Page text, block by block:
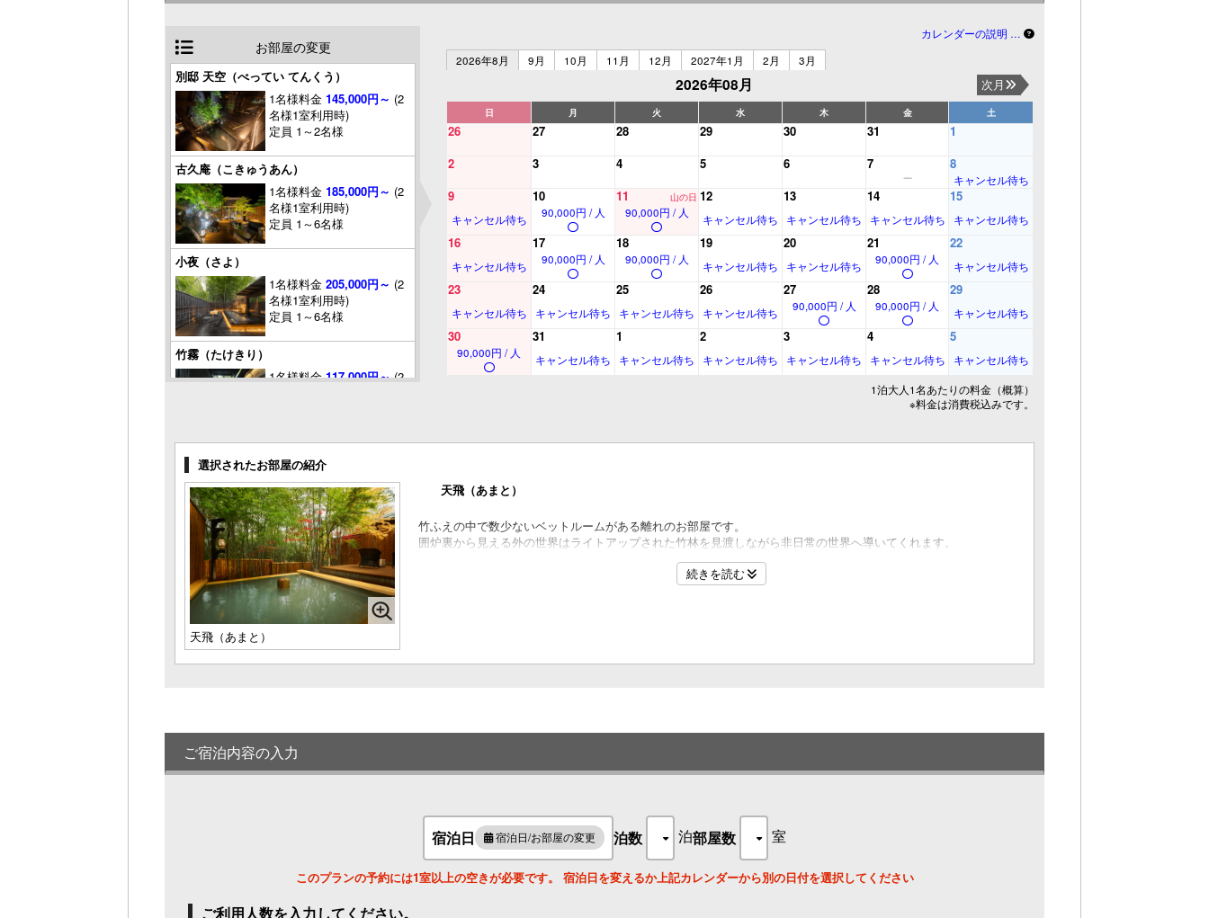
お部屋の変更
別邸 天空（べってい てんくう）
1名様料金145,000円～ (2
名様1室利用時)
定員 1～2名様
古久庵（こきゅうあん）
1名様料金185,000円～ (2
名様1室利用時)
定員 1～6名様
小夜（さよ）
1名様料金205,000円～ (2
名様1室利用時)
定員 1～6名様
竹霧（たけきり）
1名様料金117,000円～(2
月影（つきかげ）
1名様料金117,000円～
名様1室利用時)
定員 1～4名様
笹響（ささね）
1名様料金123,000円～(2
名様1室利用時)
定員 1～4名様
水音（もね）
名様1室利用時)
定員 1～4名様
定員 1～2名様
美丈庵（びじょうあん）
1名様料金90,000円～(2名
様1室利用時)
定員 1～2名様
カレンダーの説明 …
2026年8月
9月 10月 11月 12月 2027年1月 2月 3月
2026年08月 次月
日 月 火 水 木 金 土
26 27 28 29 30 31
1
2
3 4 5 6 7 8
キャンセル待ち
9
キャンセル待ち
10
90,000円 / 人
11 山の日
90,000円 / 人
12
キャンセル待ち
13
キャンセル待ち
14
キャンセル待ち
15
キャンセル待ち
16
キャンセル待ち
17
90,000円 / 人
18
90,000円 / 人
19
キャンセル待ち
20
キャンセル待ち
21
90,000円 / 人
22
キャンセル待ち
23
キャンセル待ち
24
キャンセル待ち
25
キャンセル待ち
26
キャンセル待ち
27
90,000円 / 人
28
90,000円 / 人
29
キャンセル待ち
30
90,000円 / 人
31
キャンセル待ち
1
キャンセル待ち
2
キャンセル待ち
3
キャンセル待ち
4
キャンセル待ち
5
キャンセル待ち
1泊大人1名あたりの料金（概算）
※料金は消費税込みです。
選択されたお部屋の紹介
天飛（あまと）
天飛（あまと）
竹ふえの中で数少ないベットルームがある離れのお部屋です。
囲炉裏から見える外の世界はライトアップされた竹林を見渡しながら非日常の世界へ導いてくれます。
※禅スパをご利用の際はお電話にてお問い合わせください。
続きを読む
ご宿泊内容の入力
宿泊日 宿泊日/お部屋の変更 泊数 泊部屋数 室
このプランの予約には1室以上の空きが必要です。 宿泊日を変えるか上記カレンダーから別の日付を選択してください
ご利用人数を入力してください。